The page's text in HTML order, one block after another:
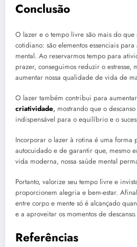
Conclusão
O lazer e o tempo livre são mais do que
cotidiano: são elementos essenciais
mental. Ao reservarmos tempo para
prazer, conseguimos reduzir o estresse,
aumentar nossa qualidade de vida de
O lazer também contribui para
criatividade, mostrando que o
indispensável para o equilíbrio e o
Incorporar o lazer à rotina é uma forma
autocuidado e de garantir que, mesmo
vida moderna, nossa saúde mental
Portanto, valorize seu tempo livre e
proporcionem alegria e bem-estar.
entre corpo e mente só é alcançado
e a aproveitar os momentos de descanso.
Referências